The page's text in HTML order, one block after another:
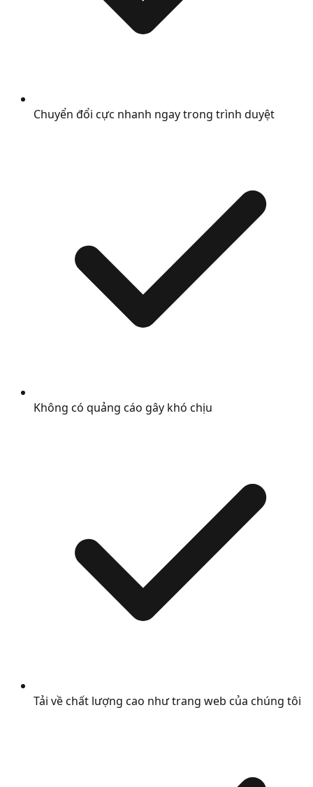
Chuyển đổi cực nhanh ngay trong trình duyệt
Không có quảng cáo gây khó chịu
Tải về chất lượng cao như trang web của chúng tôi